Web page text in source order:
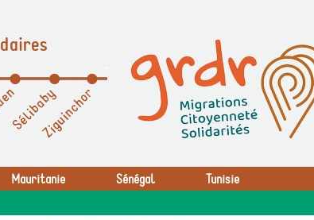
Mauritanie Sénégal Tunisie